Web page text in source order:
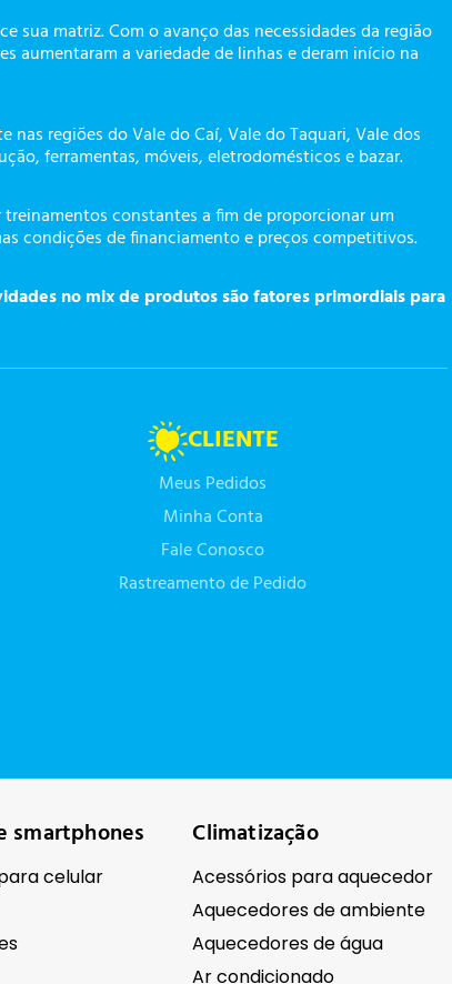
sua matriz. Com o avanço das necessidades da região
aumentaram a variedade de linhas e deram início na
regiões do Vale do Caí, Vale do Taquari, Vale dos
ferramentas, móveis, eletrodomésticos e bazar.
constantes a fim de proporcionar um
condições de financiamento e preços competitivos.
no mix de produtos são fatores primordiais para
CLIENTE
Meus Pedidos
Minha Conta
Fale Conosco
Rastreamento de Pedido
smartphones
celular
Climatização
Acessórios para aquecedor
Aquecedores de ambiente
Aquecedores de água
Ar condicionado